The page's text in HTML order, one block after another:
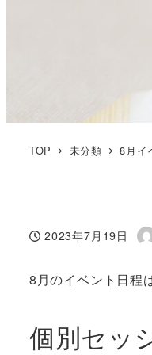
TOP 未分類 8月イ
投稿日
2023年7月19日
著
8月のイベント日程
個別セッ